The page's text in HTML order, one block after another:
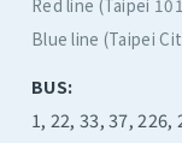
Red line (Taipei
Blue line (Taipei
BUS:
1, 22, 33, 37, 226,